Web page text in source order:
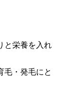
と栄養を入れ
毛・発毛にと